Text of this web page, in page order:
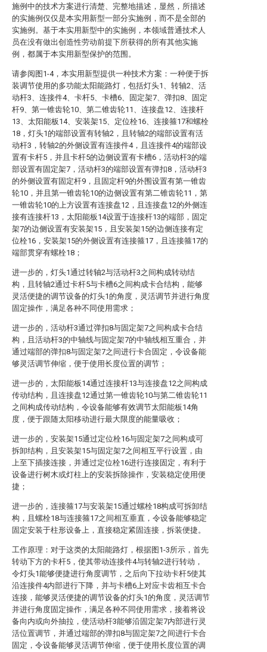
施例中的技术方案进行清楚、完整地描述，显然，所描述
的实施例仅仅是本实用新型一部分实施例，而不是全部的
实施例。基于本实用新型中的实施例，本领域普通技术人
员在没有做出创造性劳动前提下所获得的所有其他实施
例，都属于本实用新型保护的范围。
请参阅图1-4，本实用新型提供一种技术方案：一种便于拆
装调节使用的多功能太阳能路灯，包括灯头1、转轴2、活
动杆3、连接件4、卡杆5、卡槽6、固定架7、弹扣8、固定
杆9、第一锥齿轮10、第二锥齿轮11、连接盘12、连接杆
13、太阳能板14、安装架15、定位栓16、连接箍17和螺栓
18，灯头1的端部设置有转轴2，且转轴2的端部设置有活
动杆3，转轴2的外侧设置有连接件4，且连接件4的端部设
置有卡杆5，并且卡杆5的边侧设置有卡槽6，活动杆3的端
部设置有固定架7，活动杆3的端部设置有弹扣8，活动杆3
的外侧设置有固定杆9，且固定杆9的外围设置有第一锥齿
轮10，并且第一锥齿轮10的边侧设置有第二锥齿轮11，第
一锥齿轮10的上方设置有连接盘12，且连接盘12的外侧连
接有连接杆13，太阳能板14设置于连接杆13的端部，固定
架7的边侧设置有安装架15，且安装架15的边侧连接有定
位栓16，安装架15的外侧设置有连接箍17，且连接箍17的
端部贯穿有螺栓18；
进一步的，灯头1通过转轴2与活动杆3之间构成转动结
构，且转轴2通过卡杆5与卡槽6之间构成卡合结构，能够
灵活便捷的调节设备的灯头1的角度，灵活调节并进行角度
固定操作，满足各种不同使用需求；
进一步的，活动杆3通过弹扣8与固定架7之间构成卡合结
构，且活动杆3的中轴线与固定架7的中轴线相互重合，并
通过端部的弹扣8与固定架7之间进行卡合固定，令设备能
够灵活调节伸缩，便于使用长度位置的调节；
进一步的，太阳能板14通过连接杆13与连接盘12之间构成
传动结构，且连接盘12通过第一锥齿轮10与第二锥齿轮11
之间构成传动结构，令设备能够有效调节太阳能板14角
度，便于跟随太阳移动进行最大限度的能量吸收；
进一步的，安装架15通过定位栓16与固定架7之间构成可
拆卸结构，且安装架15与固定架7之间相互平行设置，由
上至下插接连接，并通过定位栓16进行连接固定，有利于
设备进行树木或灯柱上的安装拆除操作，安装稳定使用便
捷；
进一步的，连接箍17与安装架15通过螺栓18构成可拆卸结
构，且螺栓18与连接箍17之间相互垂直，令设备能够稳定
固定安装于柱形设备上，直接稳定紧固连接，拆装便捷。
工作原理：对于这类的太阳能路灯，根据图1-3所示，首先
转动下方的卡杆5，使其带动连接件4与转轴2进行转动，
令灯头1能够便捷进行角度调节，之后向下拉动卡杆5使其
沿连接件4内部进行下降，并与卡槽6上对应卡齿相互卡合
连接，能够灵活便捷的调节设备的灯头1的角度，灵活调节
并进行角度固定操作，满足各种不同使用需求，接着将设
备向内或向外抽拉，使活动杆3能够沿固定架7内部进行灵
活位置调节，并通过端部的弹扣8与固定架7之间进行卡合
固定，令设备能够灵活调节伸缩，便于使用长度位置的调